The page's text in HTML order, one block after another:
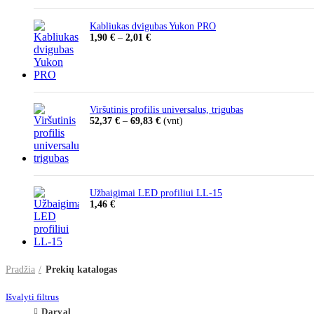
Kabliukas dvigubas Yukon PRO
1,90 € – 2,01 €Price
Viršutinis profilis universalus, trigubas
52,37 € – 69,83 €Price
(vnt)
Užbaigimai LED profiliui LL-15
1,46 €
Pradžia Prekių katalogas
Išvalyti filtrus
Darval